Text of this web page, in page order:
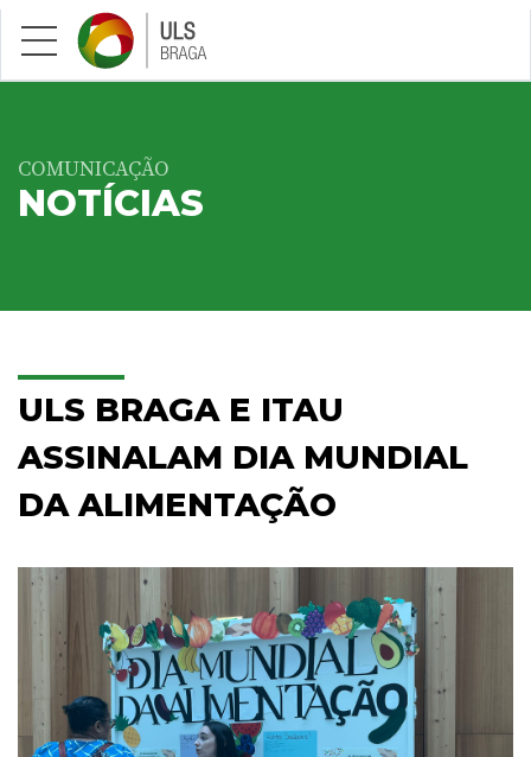
Saltar para conteúdo principal
COMUNICAÇÃO
NOTÍCIAS
ULS BRAGA E ITAU
ASSINALAM DIA MUNDIAL
DA ALIMENTAÇÃO